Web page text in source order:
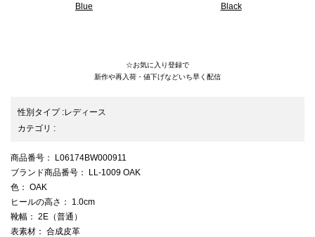
Blue Black
☆お気に入り登録で
新作や再入荷・値下げなどいち早く配信
性別タイプ:レディース
カテゴリ :
商品番号 ： L06174BW000911
ブランド商品番号 ： LL-1009 OAK
色 ： OAK
ヒールの高さ ： 1.0cm
靴幅 ： 2E（普通）
表素材 ： 合成皮革